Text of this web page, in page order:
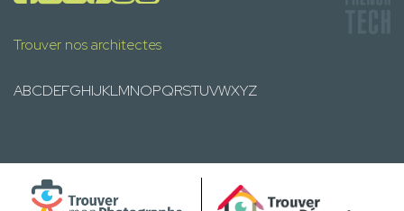
Trouver nos architectes
ABCDEFGHIJKLMNOPQRSTUVWXYZ